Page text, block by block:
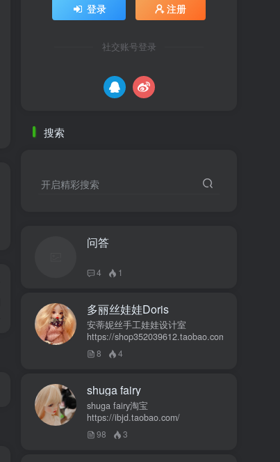
登录 注册
社交账号登录
搜索
开启精彩搜索
问答
4 1
多丽丝娃娃Doris
安蒂妮丝手工娃娃设计室
https://shop352039612.taobao.com
8 4
shuga fairy
shuga fairy淘宝
https://ibjd.taobao.com/
98 3